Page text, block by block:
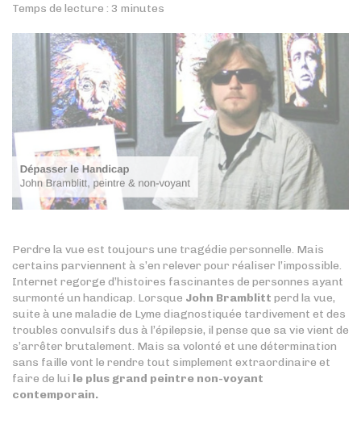
Temps de lecture : 3 minutes
Perdre la vue est toujours une tragédie personnelle. Mais
certains parviennent à s’en relever pour réaliser l’impossible.
Internet regorge d’histoires fascinantes de personnes ayant
surmonté un handicap. Lorsque John Bramblitt perd la vue,
suite à une maladie de Lyme diagnostiquée tardivement et des
troubles convulsifs dus à l’épilepsie, il pense que sa vie vient de
s’arrêter brutalement. Mais sa volonté et une détermination
sans faille vont le rendre tout simplement extraordinaire et
faire de lui le plus grand peintre non-voyant
contemporain.